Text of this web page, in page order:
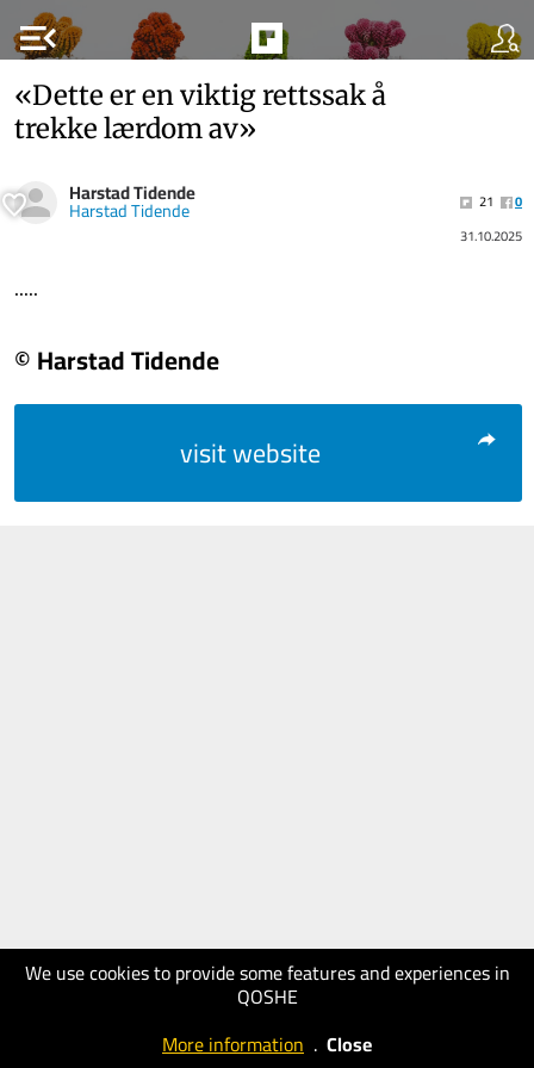
menu_open
We use cookies to provide some features and experiences in
QOSHE
More information . Close
«Dette er en viktig rettssak å
trekke lærdom av»
Harstad Tidende
Harstad Tidende 21
0
31.10.2025
.....
© Harstad Tidende
visit website